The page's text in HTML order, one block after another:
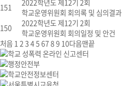
151
2022학년도 제12기 2회
학교운영위원회 회의록 및 심의결과
150
2022학년도 제12기 2회
학교운영위원회 회의일정 및 안건
처음12345678910다음맨끝